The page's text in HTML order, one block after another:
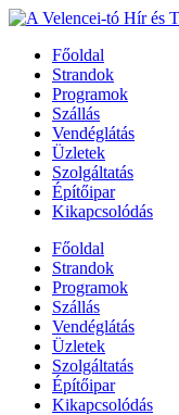
Főoldal
Strandok
Programok
Szállás
Vendéglátás
Üzletek
Szolgáltatás
Építőipar
Kikapcsolódás
Főoldal
Strandok
Programok
Szállás
Vendéglátás
Üzletek
Szolgáltatás
Építőipar
Kikapcsolódás